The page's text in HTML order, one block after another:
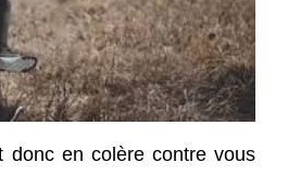
donc en colère contre vous